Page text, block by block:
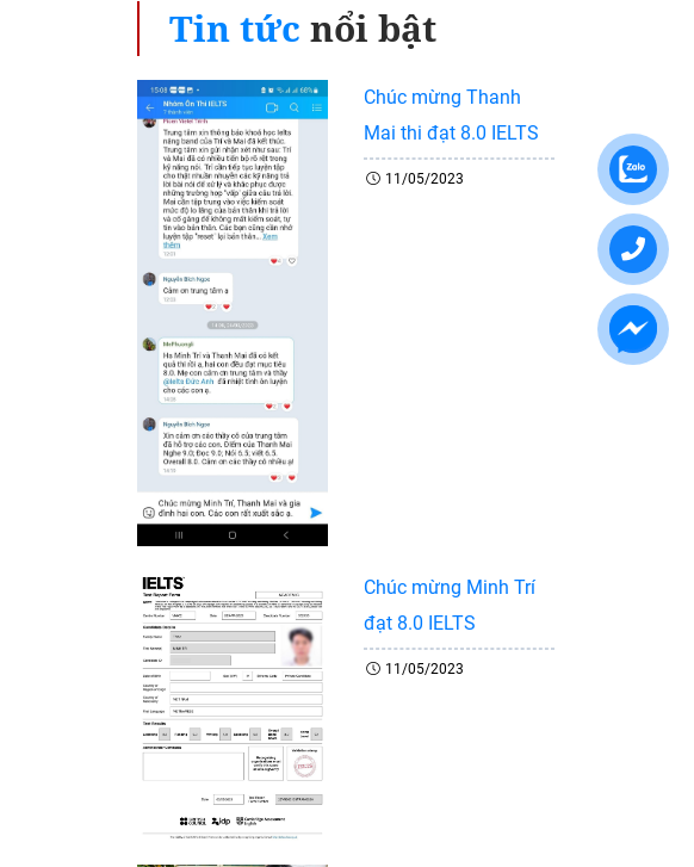
Tin tức nổi bật
Chúc mừng Thanh
Mai thi đạt 8.0 IELTS
11/05/2023
Chúc mừng Minh Trí
đạt 8.0 IELTS
11/05/2023